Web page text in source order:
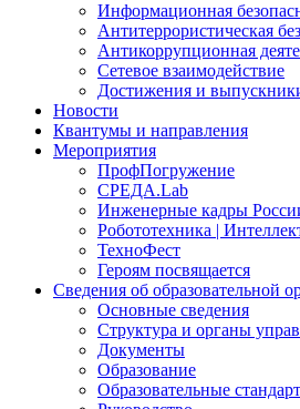
Информационная
Антитеррористическая
Антикоррупционная
Сетевое взаимодействие
Достижения и
Новости
Квантумы и направления
Мероприятия
ПрофПогружение
СРЕДА.Lab
Инженерные кадры
Робототехника |
ТехноФест
Героям посвящается
Сведения об образовательной
Основные сведения
Структура и органы
Документы
Образование
Образовательные